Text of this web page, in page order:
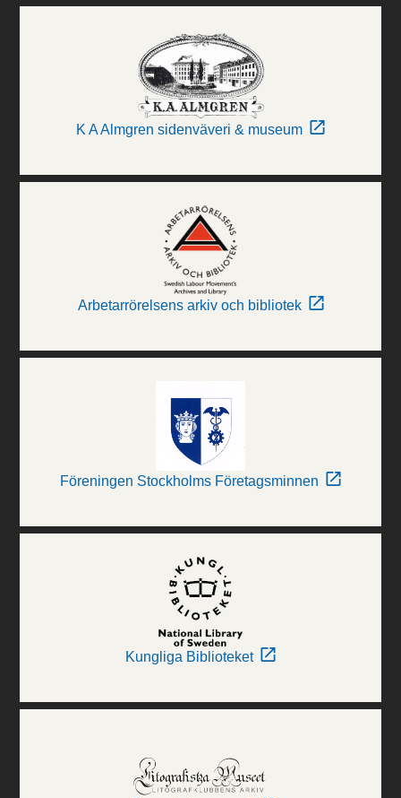
K A Almgren sidenväveri & museum
Arbetarrörelsens arkiv och bibliotek
Föreningen Stockholms Företagsminnen
Kungliga Biblioteket